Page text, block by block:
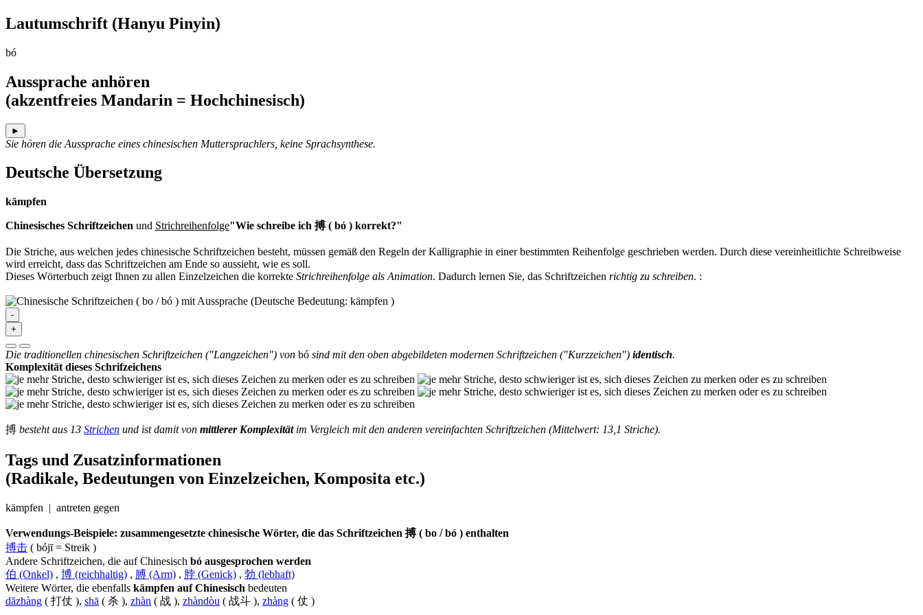
Lautumschrift (Hanyu Pinyin)
bó
Aussprache anhören
(akzentfreies Mandarin = Hochchinesisch)
►
Sie hören die Aussprache eines chinesischen Muttersprachlers, keine Sprachsynthese.
Deutsche Übersetzung
kämpfen
Chinesisches Schriftzeichen und Strichreihenfolge"Wie schreibe ich 搏 ( bó ) korrekt?"
Die Striche, aus welchen jedes chinesische Schriftzeichen besteht, müssen gemäß den Regeln der Kalligraphie in einer bestimmten Reihenfolge geschrieben werden. Durch diese vereinheitlichte Schreibweise
wird erreicht, dass das Schriftzeichen am Ende so aussieht, wie es soll.
Dieses Wörterbuch zeigt Ihnen zu allen Einzelzeichen die korrekte Strichreihenfolge als Animation. Dadurch lernen Sie, das Schriftzeichen richtig zu schreiben. :
-
+
Die traditionellen chinesischen Schriftzeichen ("Langzeichen") von bó sind mit den oben abgebildeten modernen Schriftzeichen ("Kurzzeichen") identisch.
Komplexität dieses Schrifzeichens
搏 besteht aus 13 Strichen und ist damit von mittlerer Komplexitätim Vergleich mit den anderen vereinfachten Schriftzeichen (Mittelwert: 13,1 Striche).
Tags und Zusatzinformationen
(Radikale, Bedeutungen von Einzelzeichen, Komposita etc.)
kämpfen | antreten gegen
Verwendungs-Beispiele: zusammengesetzte chinesische Wörter, die das Schriftzeichen 搏 ( bo / bó ) enthalten
搏击 ( bójī = Streik )
Andere Schriftzeichen, die auf Chinesisch bó ausgesprochen werden
伯 (Onkel) , 博 (reichhaltig) , 膊 (Arm) , 脖 (Genick) , 勃 (lebhaft)
Weitere Wörter, die ebenfalls kämpfen auf Chinesisch bedeuten
dăzhàng ( 打仗 ), shā ( 杀 ), zhàn ( 战 ), zhàndòu ( 战斗 ), zhàng ( 仗 )